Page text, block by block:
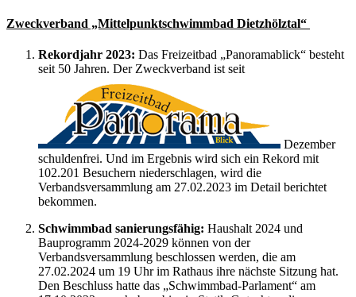
Zweckverband „Mittelpunktschwimmbad Dietzhölztal“
Rekordjahr 2023: Das Freizeitbad „Panoramablick“ besteht
seit 50 Jahren. Der Zweckverband ist seit
Dezember
schuldenfrei. Und im Ergebnis wird sich ein Rekord mit
102.201 Besuchern niederschlagen, wird die
Verbandsversammlung am 27.02.2023 im Detail berichtet
bekommen.
Schwimmbad sanierungsfähig: Haushalt 2024 und
Bauprogramm 2024-2029 können von der
Verbandsversammlung beschlossen werden, die am
27.02.2024 um 19 Uhr im Rathaus ihre nächste Sitzung hat.
Den Beschluss hatte das „Schwimmbad-Parlament“ am